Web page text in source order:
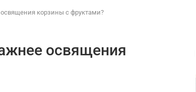
корзины с фруктами?
освящения